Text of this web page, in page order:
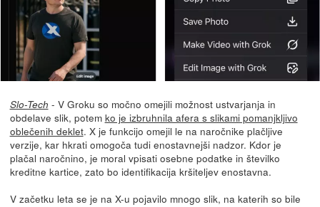
Slo-Tech - V Groku so močno omejili možnost ustvarjanja in
obdelave slik, potem ko je izbruhnila afera s slikami pomanjkljivo
oblečenih deklet. X je funkcijo omejil le na naročnike plačljive
verzije, kar hkrati omogoča tudi enostavnejši nadzor. Kdor je
plačal naročnino, je moral vpisati osebne podatke in številko
kreditne kartice, zato bo identifikacija kršiteljev enostavna.
V začetku leta se je na X-u pojavilo mnogo slik, na katerih so bile